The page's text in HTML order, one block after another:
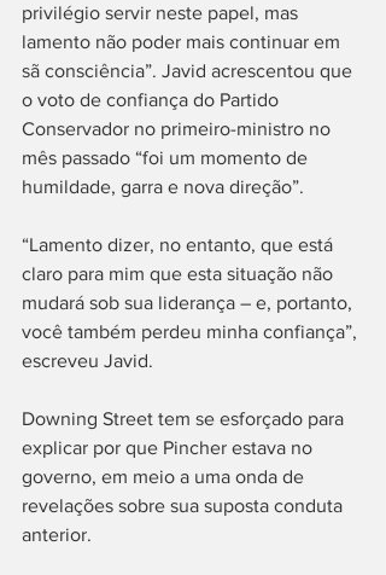
privilégio servir neste papel, mas
lamento não poder mais continuar em
sã consciência”. Javid acrescentou que
o voto de confiança do Partido
Conservador no primeiro-ministro no
mês passado “foi um momento de
humildade, garra e nova direção”.
“Lamento dizer, no entanto, que está
claro para mim que esta situação não
mudará sob sua liderança – e, portanto,
você também perdeu minha confiança”,
escreveu Javid.
Downing Street tem se esforçado para
explicar por que Pincher estava no
governo, em meio a uma onda de
revelações sobre sua suposta conduta
anterior.